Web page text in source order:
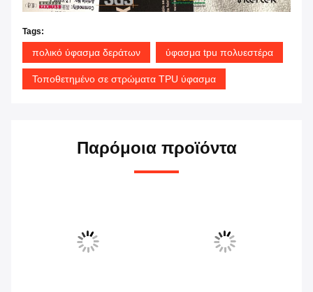
Tags:
πολικό ύφασμα δεράτων ύφασμα tpu πολυεστέρα
Τοποθετημένο σε στρώματα TPU ύφασμα
Παρόμοια προϊόντα